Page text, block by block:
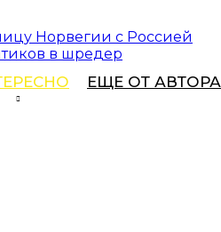
Норвегии с Россией
в шредер
ЕЩЕ ОТ АВТОРА